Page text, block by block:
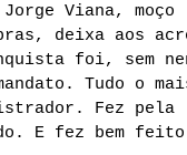
Viana, moço
deixa aos
foi, sem
Tudo o
Fez pela
E fez bem